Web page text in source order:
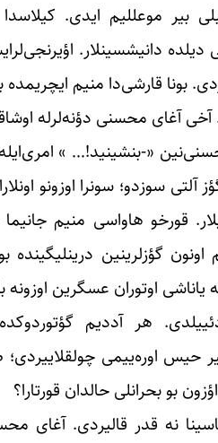
بیر موعللیم ایدی.
دانیشسینلار.
بونا قارشی‌دا منیم
آخی آغای محسنی دؤنه‌لرله
محسنی‌نین «-بنشینید!… »
آلتی سوزدو؛ سونرا اوزونو
قورخو هاواسی منیم
اونون گؤزلرینین
اوتوران عسگرین اوزونه
هر آددیم گؤتوردوکده
حیس اوره‌ییمی
بو بحرانلی حالدان قورتارا؟
نه قدر قالیردی. آغای